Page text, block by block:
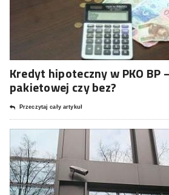
Kredyt hipoteczny w PKO BP
pakietowej czy bez?
Przeczytaj cały artykuł